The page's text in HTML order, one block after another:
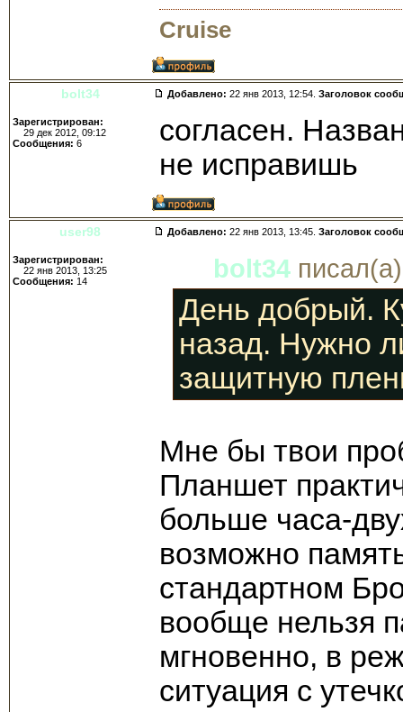
Cruise
bolt34 Добавлено: 22 янв 2013, 12:54. Заголовок
Зарегистрирован:
29 дек 2012, 09:12
Сообщения: 6
согласен.
не исправишь
user98 Добавлено: 22 янв 2013, 13:45. Заголовок
Зарегистрирован:
22 янв 2013, 13:25
Сообщения: 14 bolt34
День добрый.
назад. Нужно
защитную
Мне бы твои
Планшет
больше часа-
возможно
стандартном
вообще нельзя
мгновенно, в
ситуация с